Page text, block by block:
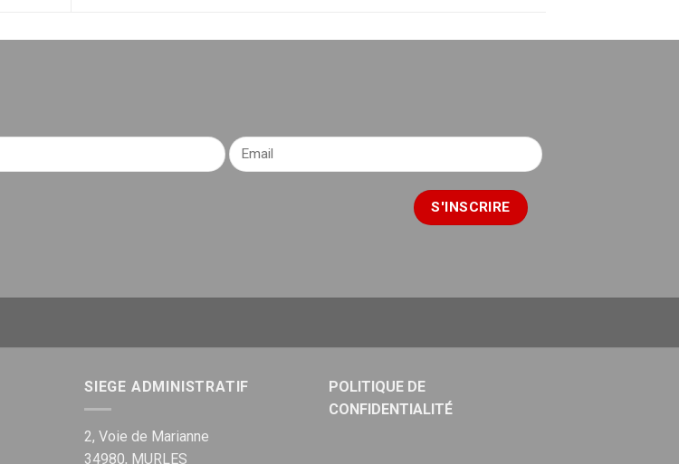
SIEGE ADMINISTRATIF
2, Voie de Marianne
34980, MURLES
POLITIQUE DE
CONFIDENTIALITÉ